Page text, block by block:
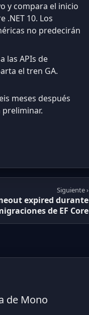
y compara el inicio
.NET 10. Los
no predecirán
las APIs de
el tren GA.
meses después
Siguiente ›
expired durante
de EF Core
de Mono